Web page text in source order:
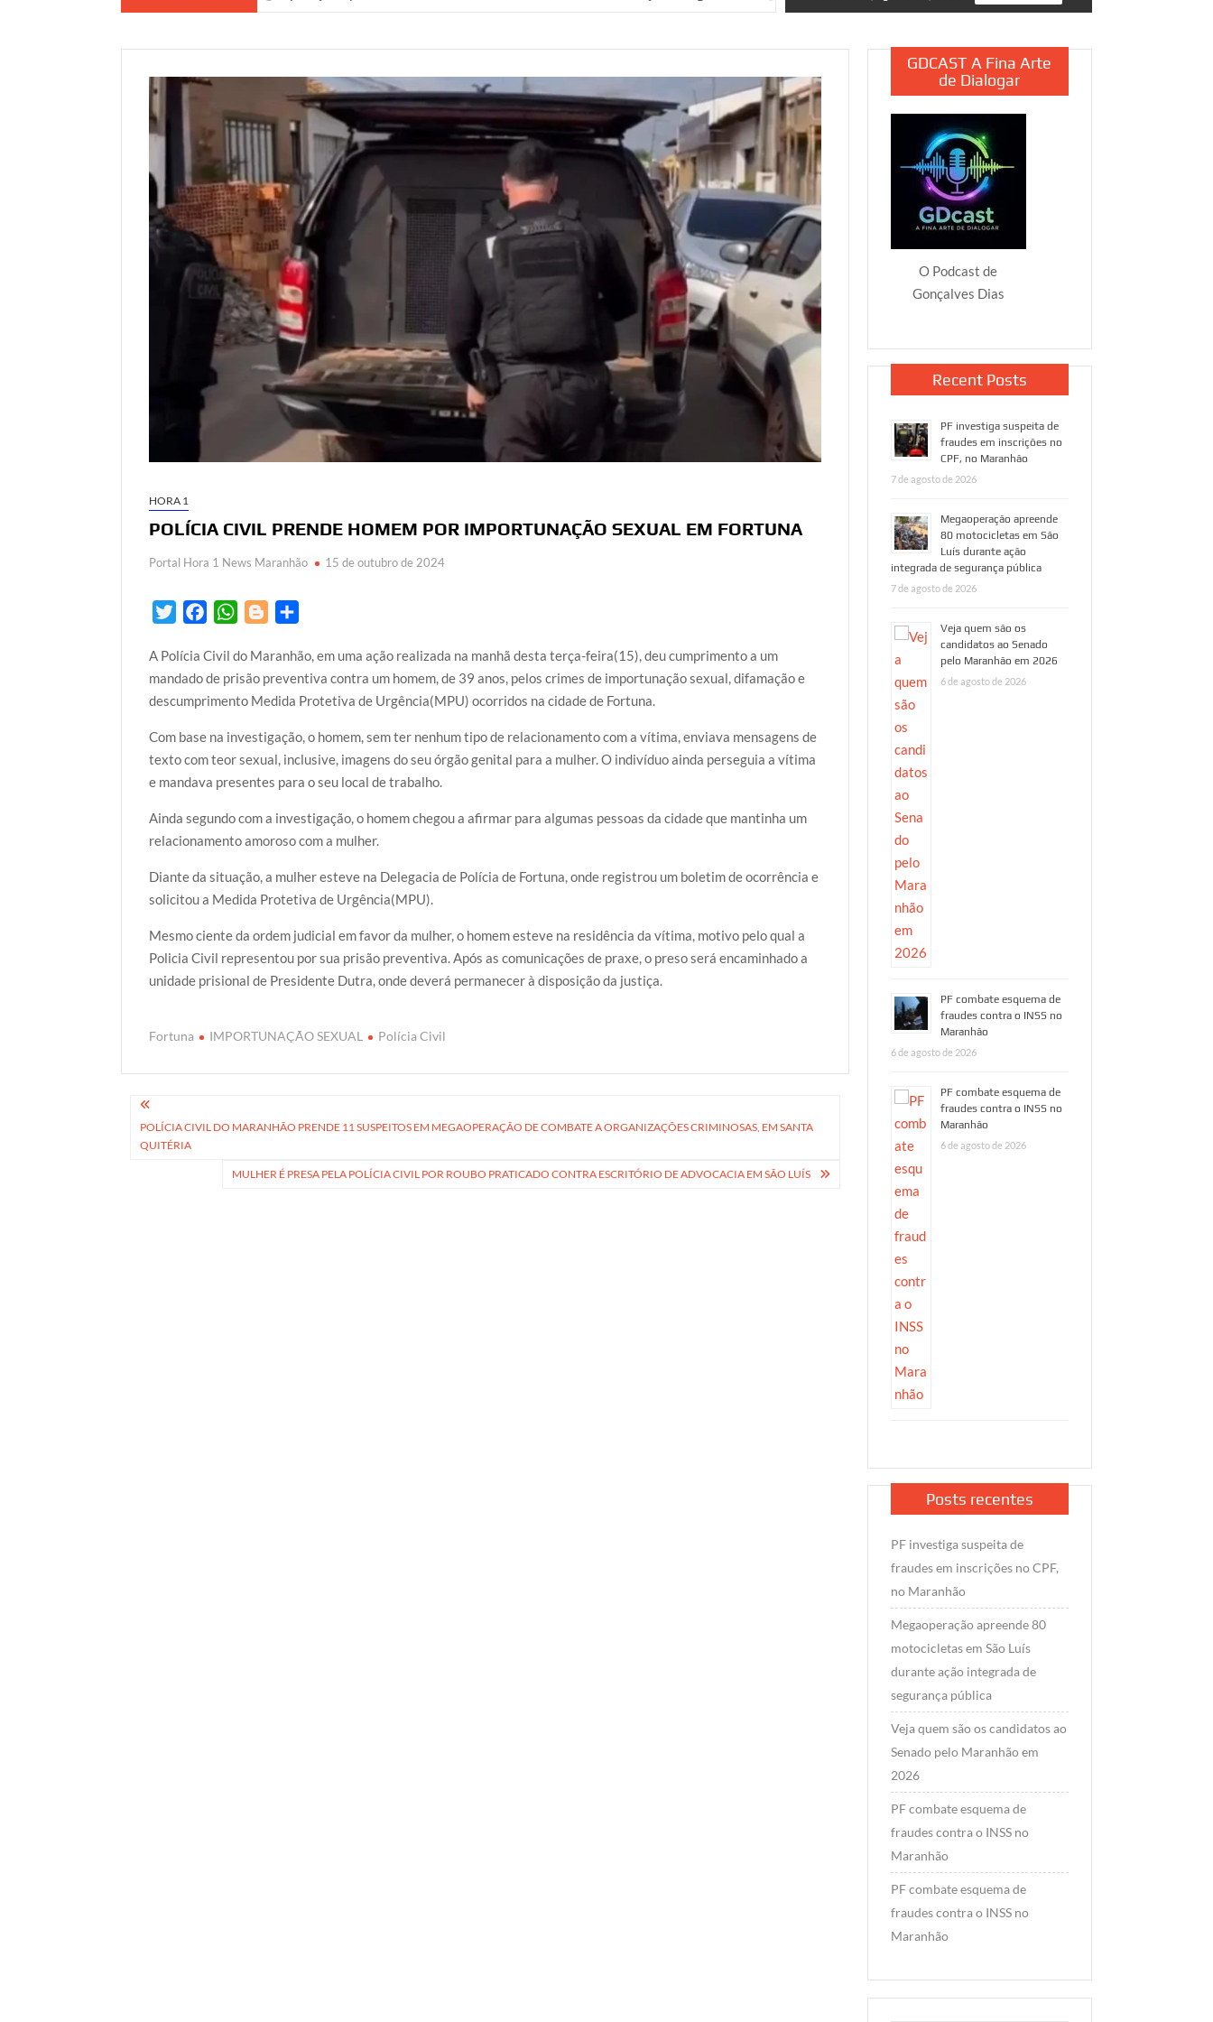
HORA 1
POLÍCIA CIVIL PRENDE HOMEM POR IMPORTUNAÇÃO SEXUAL EM FORTUNA
Portal Hora 1 News Maranhão 15 de outubro de 2024
i
t
t
e
c
e
b
o
W
a
t
s
o
g
g
a
r
e
A Polícia Civil do Maranhão, em uma ação realizada na manhã desta terça-feira(15), deu cumprimento a um
mandado de prisão preventiva contra um homem, de 39 anos, pelos crimes de importunação sexual, difamação e
descumprimento Medida Protetiva de Urgência(MPU) ocorridos na cidade de Fortuna.
Com base na investigação, o homem, sem ter nenhum tipo de relacionamento com a vítima, enviava mensagens de
texto com teor sexual, inclusive, imagens do seu órgão genital para a mulher. O indivíduo ainda perseguia a vítima
e mandava presentes para o seu local de trabalho.
Ainda segundo com a investigação, o homem chegou a afirmar para algumas pessoas da cidade que mantinha um
relacionamento amoroso com a mulher.
Diante da situação, a mulher esteve na Delegacia de Polícia de Fortuna, onde registrou um boletim de ocorrência e
solicitou a Medida Protetiva de Urgência(MPU).
Mesmo ciente da ordem judicial em favor da mulher, o homem esteve na residência da vítima, motivo pelo qual a
Policia Civil representou por sua prisão preventiva. Após as comunicações de praxe, o preso será encaminhado a
unidade prisional de Presidente Dutra, onde deverá permanecer à disposição da justiça.
Fortuna IMPORTUNAÇÃO SEXUAL Polícia Civil
Navegação
de
POLÍCIA CIVIL DO MARANHÃO PRENDE 11 SUSPEITOS EM MEGAOPERAÇÃO DE COMBATE A ORGANIZAÇÕES CRIMINOSAS, EM SANTA
QUITÉRIA
MULHER É PRESA PELA POLÍCIA CIVIL POR ROUBO PRATICADO CONTRA ESCRITÓRIO DE ADVOCACIA EM SÃO LUÍS
GDCAST A Fina Arte
de Dialogar
O Podcast de
Gonçalves Dias
Recent Posts
PF investiga suspeita de
fraudes em inscrições no
CPF, no Maranhão
7 de agosto de 2026
Megaoperação apreende
80 motocicletas em São
Luís durante ação
integrada de segurança pública
7 de agosto de 2026
Veja quem são os
candidatos ao Senado
pelo Maranhão em 2026
6 de agosto de 2026
PF combate esquema de
fraudes contra o INSS no
Maranhão
6 de agosto de 2026
PF combate esquema de
fraudes contra o INSS no
Maranhão
6 de agosto de 2026
Posts recentes
PF investiga suspeita de
fraudes em inscrições no CPF,
no Maranhão
Megaoperação apreende 80
motocicletas em São Luís
durante ação integrada de
segurança pública
Veja quem são os candidatos ao
Senado pelo Maranhão em
2026
PF combate esquema de
fraudes contra o INSS no
Maranhão
PF combate esquema de
fraudes contra o INSS no
Maranhão